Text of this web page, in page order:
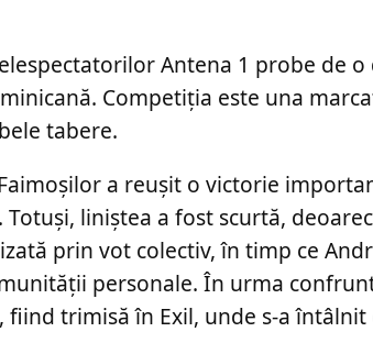
Antena 1 probe de
Competiția este una
tabere.
a reușit o victorie
liniștea a fost scurtă,
prin vot colectiv, în timp ce
personale. În urma
trimisă în Exil, unde s-a întâlnit